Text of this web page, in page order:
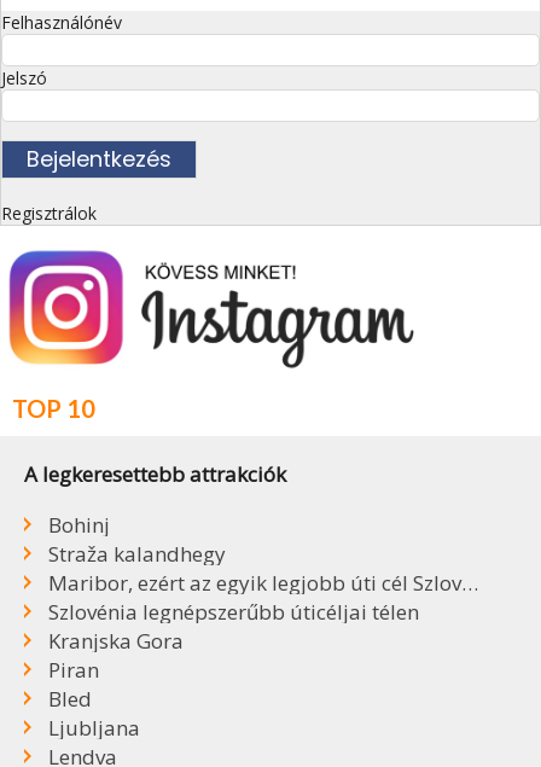
Felhasználónév
Jelszó
Regisztrálok
TOP 10
A legkeresettebb attrakciók
Bohinj
Straža kalandhegy
Maribor, ezért az egyik legjobb úti cél Szlovéniában
Szlovénia legnépszerűbb úticéljai télen
Kranjska Gora
Piran
Bled
Ljubljana
Lendva